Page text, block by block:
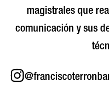
magistrales que
comunicación y sus